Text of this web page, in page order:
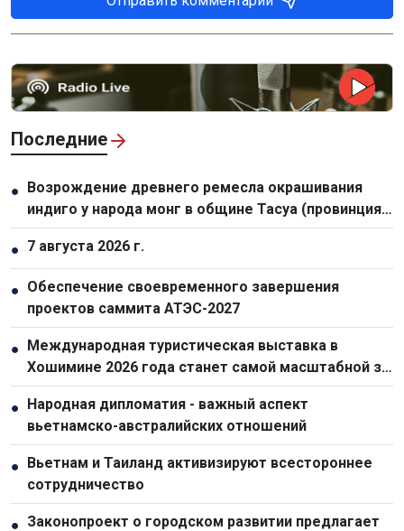
Последние
● Возрождение древнего ремесла окрашивания
индиго у народа монг в общине Тасуа (провинция
Шонла)
● 7 августа 2026 г.
● Обеспечение своевременного завершения
проектов саммита АТЭС-2027
● Международная туристическая выставка в
Хошимине 2026 года станет самой масштабной за
всю историю
● Народная дипломатия - важный аспект
вьетнамско-австралийских отношений
● Вьетнам и Таиланд активизируют всестороннее
сотрудничество
● Законопроект о городском развитии предлагает